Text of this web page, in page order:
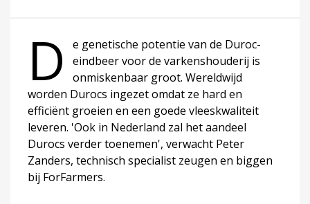
D
e genetische potentie van de Duroc-
eindbeer voor de varkenshouderij is
onmiskenbaar groot. Wereldwijd
worden Durocs ingezet omdat ze hard en
efficiënt groeien en een goede vleeskwaliteit
leveren. 'Ook in Nederland zal het aandeel
Durocs verder toenemen', verwacht Peter
Zanders, technisch specialist zeugen en biggen
bij ForFarmers.